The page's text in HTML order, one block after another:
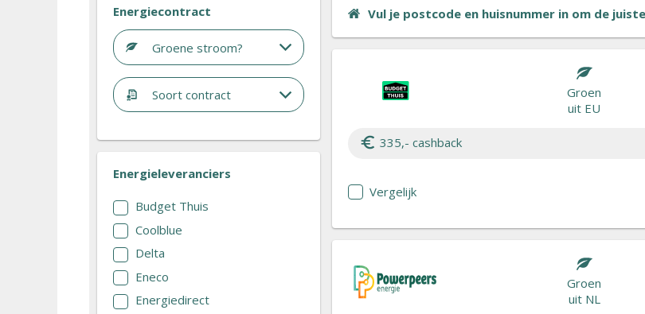
Energiecontract
Groene stroom?
Soort contract
Energieleveranciers
Budget Thuis
Coolblue
Delta
Eneco
Energiedirect
Vul je postcode en huisnummer in om de
Groen
uit EU
335,- cashback
Vergelijk
Groen
uit NL